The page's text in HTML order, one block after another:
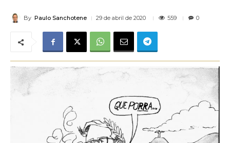
By Paulo Sanchotene 29 de abril de 2020 559 0